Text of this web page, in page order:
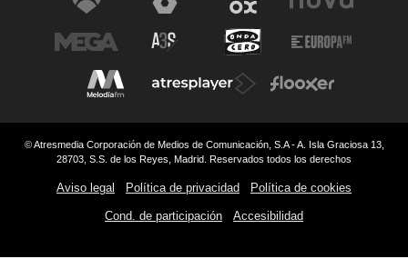
© Atresmedia Corporación de Medios de Comunicación, S.A - A. Isla Graciosa 13,
28703, S.S. de los Reyes, Madrid. Reservados todos los derechos
Aviso legal Política de privacidad Política de cookies
Cond. de participación Accesibilidad